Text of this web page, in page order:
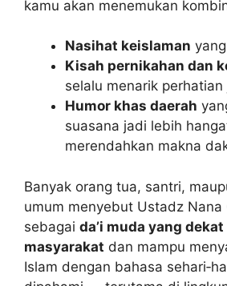
kamu akan menemukan
Nasihat keislaman
Kisah pernikahan dan
selalu menarik perhatian
Humor khas daerah
suasana jadi lebih
merendahkan makna
Banyak orang tua, santri,
umum menyebut Ustadz Nana
sebagai da’i muda yang
masyarakat dan mampu
Islam dengan bahasa